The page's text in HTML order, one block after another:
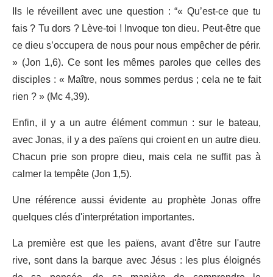
Ils le réveillent avec une question : “« Qu’est-ce que tu
fais ? Tu dors ? Lève-toi ! Invoque ton dieu. Peut-être que
ce dieu s’occupera de nous pour nous empêcher de périr.
» (Jon 1,6). Ce sont les mêmes paroles que celles des
disciples : « Maître, nous sommes perdus ; cela ne te fait
rien ? » (Mc 4,39).
Enfin, il y a un autre élément commun : sur le bateau,
avec Jonas, il y a des païens qui croient en un autre dieu.
Chacun prie son propre dieu, mais cela ne suffit pas à
calmer la tempête (Jon 1,5).
Une référence aussi évidente au prophète Jonas offre
quelques clés d'interprétation importantes.
La première est que les païens, avant d'être sur l'autre
rive, sont dans la barque avec Jésus : les plus éloignés